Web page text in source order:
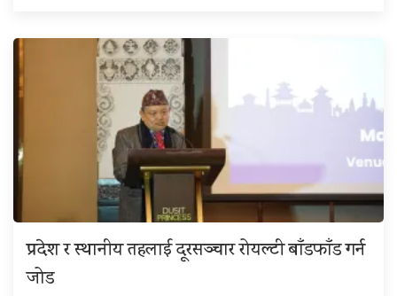
प्रदेश र स्थानीय तहलाई दूरसञ्चार रोयल्टी बाँडफाँड गर्न
जोड